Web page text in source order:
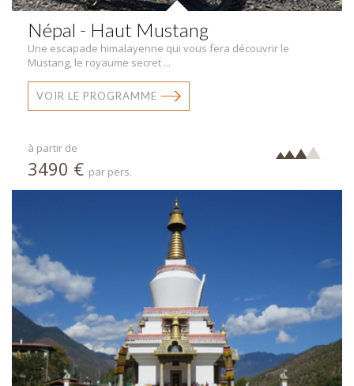
Népal - Haut Mustang
Une escapade himalayenne qui vous fera découvrir le
Mustang, le royaume secret ...
VOIR LE PROGRAMME
à partir de
3490 € par pers.